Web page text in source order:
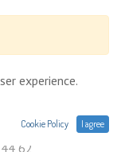
sur un produit :
62
experience.
Cookie Policy I agree